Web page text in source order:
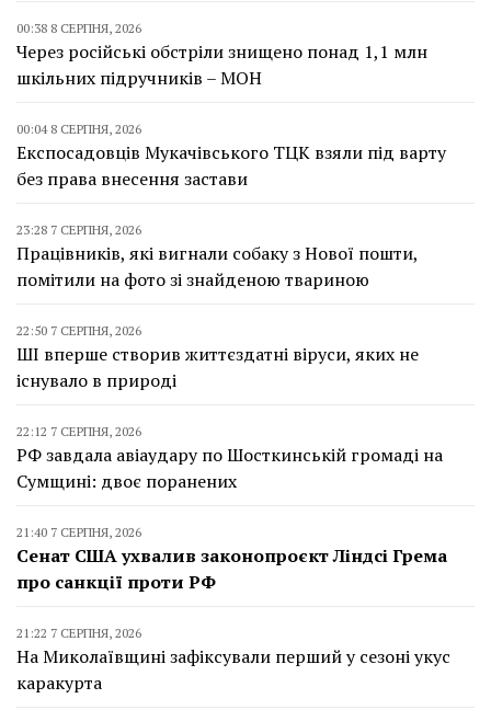
00:38 8 СЕРПНЯ, 2026
Через російські обстріли знищено понад 1,1 млн
шкільних підручників – МОН
00:04 8 СЕРПНЯ, 2026
Експосадовців Мукачівського ТЦК взяли під варту
без права внесення застави
23:28 7 СЕРПНЯ, 2026
Працівників, які вигнали собаку з Нової пошти,
помітили на фото зі знайденою твариною
22:50 7 СЕРПНЯ, 2026
ШІ вперше створив життєздатні віруси, яких не
існувало в природі
22:12 7 СЕРПНЯ, 2026
РФ завдала авіаудару по Шосткинській громаді на
Сумщині: двоє поранених
21:40 7 СЕРПНЯ, 2026
Сенат США ухвалив законопроєкт Ліндсі Грема
про санкції проти РФ
21:22 7 СЕРПНЯ, 2026
На Миколаївщині зафіксували перший у сезоні укус
каракурта